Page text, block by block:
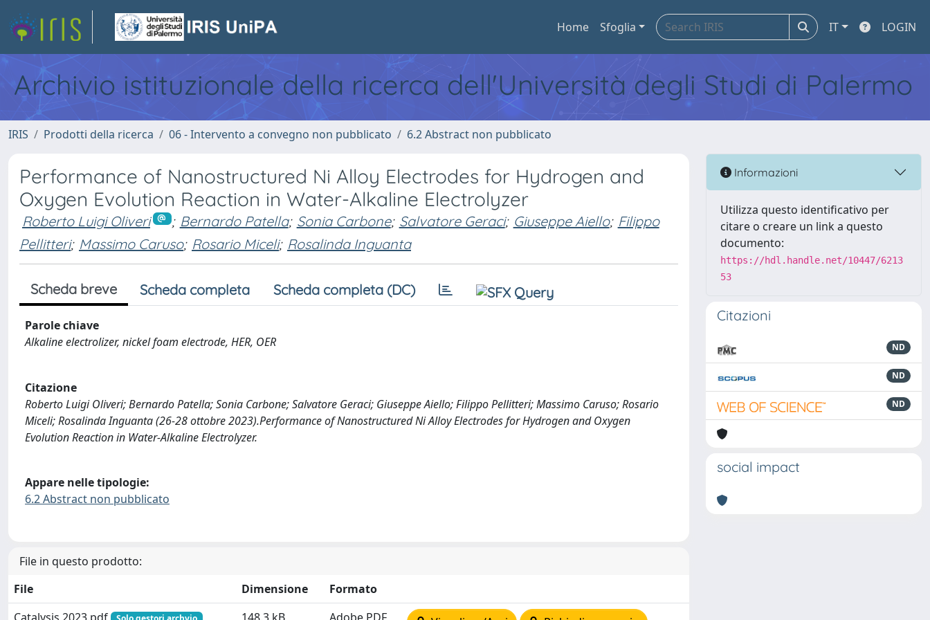
Home Sfoglia IT LOGIN
Archivio istituzionale della ricerca dell'Università degli Studi di Palermo
IRIS Prodotti della ricerca 06 - Intervento a convegno non pubblicato 6.2 Abstract non pubblicato
Performance of Nanostructured Ni Alloy Electrodes for Hydrogen and
Oxygen Evolution Reaction in Water-Alkaline Electrolyzer
Roberto Luigi Oliveri ; Bernardo Patella; Sonia Carbone; Salvatore Geraci; Giuseppe Aiello; Filippo
Pellitteri; Massimo Caruso; Rosario Miceli; Rosalinda Inguanta
Scheda breve Scheda completa Scheda completa (DC)
Parole chiave
Alkaline electrolizer, nickel foam electrode, HER, OER
Citazione
Roberto Luigi Oliveri; Bernardo Patella; Sonia Carbone; Salvatore Geraci; Giuseppe Aiello; Filippo Pellitteri; Massimo Caruso; Rosario
Miceli; Rosalinda Inguanta (26-28 ottobre 2023).Performance of Nanostructured Ni Alloy Electrodes for Hydrogen and Oxygen
Evolution Reaction in Water-Alkaline Electrolyzer.
Appare nelle tipologie:
6.2 Abstract non pubblicato
File in questo prodotto:
File
Dimensione
Formato
Informazioni
Utilizza questo identificativo per
citare o creare un link a questo
documento:
https://hdl.handle.net/10447/6213
53
Citazioni
ND
ND
ND
social impact